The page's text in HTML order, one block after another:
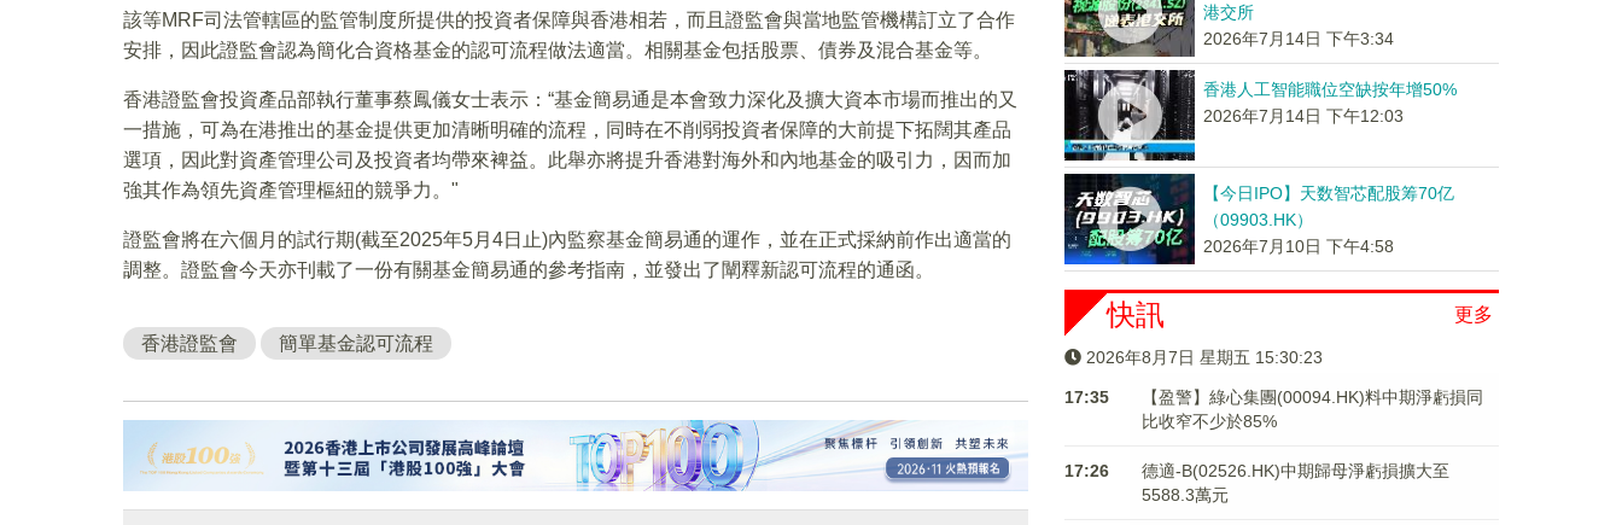
該等MRF司法管轄區的監管制度所提供的投資者保障與香港相若，而且證監會與當地監管機構訂立了合作
安排，因此證監會認為簡化合資格基金的認可流程做法適當。相關基金包括股票、債券及混合基金等。
香港證監會投資產品部執行董事蔡鳳儀女士表示：“基金簡易通是本會致力深化及擴大資本市場而推出的又
一措施，可為在港推出的基金提供更加清晰明確的流程，同時在不削弱投資者保障的大前提下拓闊其產品
選項，因此對資產管理公司及投資者均帶來裨益。此舉亦將提升香港對海外和內地基金的吸引力，因而加
強其作為領先資產管理樞紐的競爭力。"
證監會將在六個月的試行期(截至2025年5月4日止)內監察基金簡易通的運作，並在正式採納前作出適當的
調整。證監會今天亦刊載了一份有關基金簡易通的參考指南，並發出了闡釋新認可流程的通函。
香港證監會 簡單基金認可流程
港交所
2026年7月14日 下午3:34
香港人工智能職位空缺按年增50%
2026年7月14日 下午12:03
【今日IPO】天数智芯配股筹70亿
（09903.HK）
2026年7月10日 下午4:58
更多
快訊
2026年8月7日 星期五 15:30:23
17:35
【盈警】綠心集團(00094.HK)料中期淨虧損同
比收窄不少於85%
17:26
德適-B(02526.HK)中期歸母淨虧損擴大至
5588.3萬元